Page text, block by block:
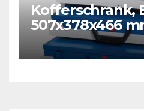
Kofferschrank,
507x378x466
RAL 7035